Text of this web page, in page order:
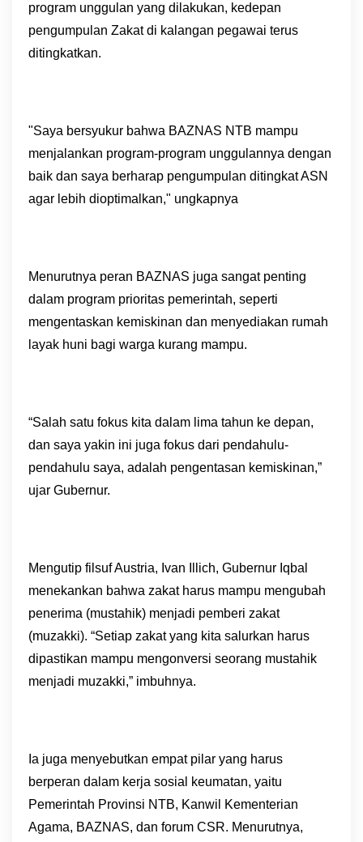
program unggulan yang dilakukan, kedepan
pengumpulan Zakat di kalangan pegawai terus
ditingkatkan.
"Saya bersyukur bahwa BAZNAS NTB mampu
menjalankan program-program unggulannya dengan
baik dan saya berharap pengumpulan ditingkat ASN
agar lebih dioptimalkan," ungkapnya
Menurutnya peran BAZNAS juga sangat penting
dalam program prioritas pemerintah, seperti
mengentaskan kemiskinan dan menyediakan rumah
layak huni bagi warga kurang mampu.
“Salah satu fokus kita dalam lima tahun ke depan,
dan saya yakin ini juga fokus dari pendahulu-
pendahulu saya, adalah pengentasan kemiskinan,”
ujar Gubernur.
Mengutip filsuf Austria, Ivan Illich, Gubernur Iqbal
menekankan bahwa zakat harus mampu mengubah
penerima (mustahik) menjadi pemberi zakat
(muzakki). “Setiap zakat yang kita salurkan harus
dipastikan mampu mengonversi seorang mustahik
menjadi muzakki,” imbuhnya.
Ia juga menyebutkan empat pilar yang harus
berperan dalam kerja sosial keumatan, yaitu
Pemerintah Provinsi NTB, Kanwil Kementerian
Agama, BAZNAS, dan forum CSR. Menurutnya,